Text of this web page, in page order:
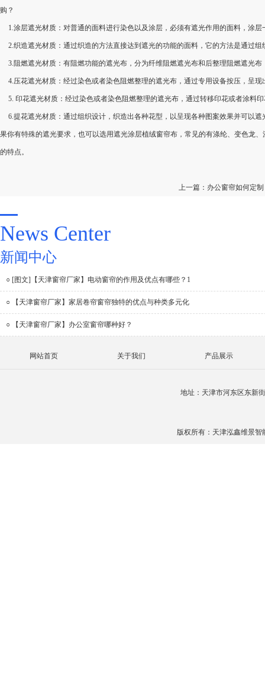
购？
1.涂层遮光材质：对普通的面料进行染色以及涂层，必须有遮光作用的面料，涂
2.织造遮光材质：通过织造的方法直接达到遮光的功能的面料，它的方法是通过
3.阻燃遮光材质：有阻燃功能的遮光布，分为纤维阻燃遮光布和后整理阻燃遮光布
4.压花遮光材质：经过染色或者染色阻燃整理的遮光布，通过专用设备按压，呈
5. 印花遮光材质：经过染色或者染色阻燃整理的遮光布，通过转移印花或者涂料
6.提花遮光材质：通过组织设计，织造出各种花型，以呈现各种图案效果并可以
果你有特殊的遮光要求，也可以选用遮光涂层植绒窗帘布，常见的有涤纶、变色龙
的特点。
上一篇： 办公窗帘如何定
News Center
新闻中心
○ [图文]【天津窗帘厂家】电动窗帘的作用及优点有哪些？1
○ 【天津窗帘厂家】家居卷帘窗帘独特的优点与种类多元化
○ 【天津窗帘厂家】办公室窗帘哪种好？
网站首页 关于我们 产品展示
地址：天津市河东区东新
版权所有：天津泓鑫维景